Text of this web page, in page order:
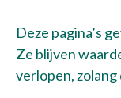
Werken bij
Over ons
Deze pagina’s
Ze blijven
verlopen,